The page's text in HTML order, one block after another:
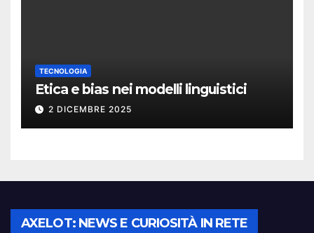
TECNOLOGIA
Etica e bias nei modelli linguistici
2 DICEMBRE 2025
AXELOT: NEWS E CURIOSITÀ IN RETE